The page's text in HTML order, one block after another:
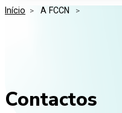
Início > A FCCN >
Contactos